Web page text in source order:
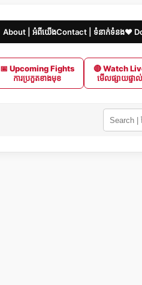
About | អំពីយើងContact | ទំនាក់ទំនង❤️
📅 Upcoming Fights
ការប្រកួតខាងមុខ
🔴 Watch
មើលផ្សាយផ្ទាល់
Search